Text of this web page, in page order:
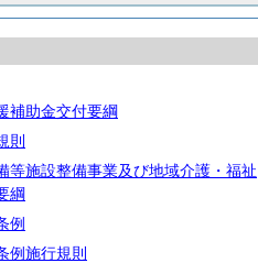
補助金交付要綱
則
等施設整備事業及び地域介護・福祉
綱
例
例施行規則